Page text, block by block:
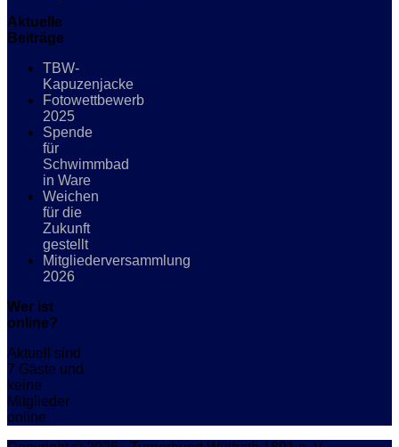
Aktuelle
Beiträge
TBW-
Kapuzenjacke
Fotowettbewerb
2025
Spende
für
Schwimmbad
in Ware
Weichen
für die
Zukunft
gestellt
Mitgliederversammlung
2026
Wer ist
online?
Aktuell sind
7 Gäste und
keine
Mitglieder
online